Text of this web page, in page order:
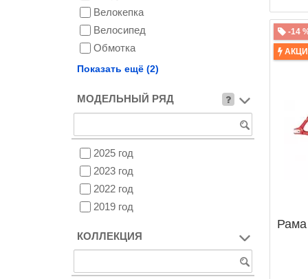
Велокепка
Велосипед
Обмотка
Рама
Показать ещё (2)
МОДЕЛЬНЫЙ РЯД
2025 год
2023 год
2022 год
2019 год
КОЛЛЕКЦИЯ
-14
Рама